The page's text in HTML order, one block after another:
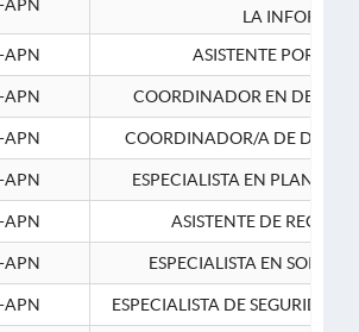
APN
LA
APN
ASISTENTE
APN COORDINADOR EN
APN COORDINADOR/A DE
APN ESPECIALISTA EN
APN ASISTENTE DE
APN ESPECIALISTA EN
APN ESPECIALISTA DE SEGURIDAD